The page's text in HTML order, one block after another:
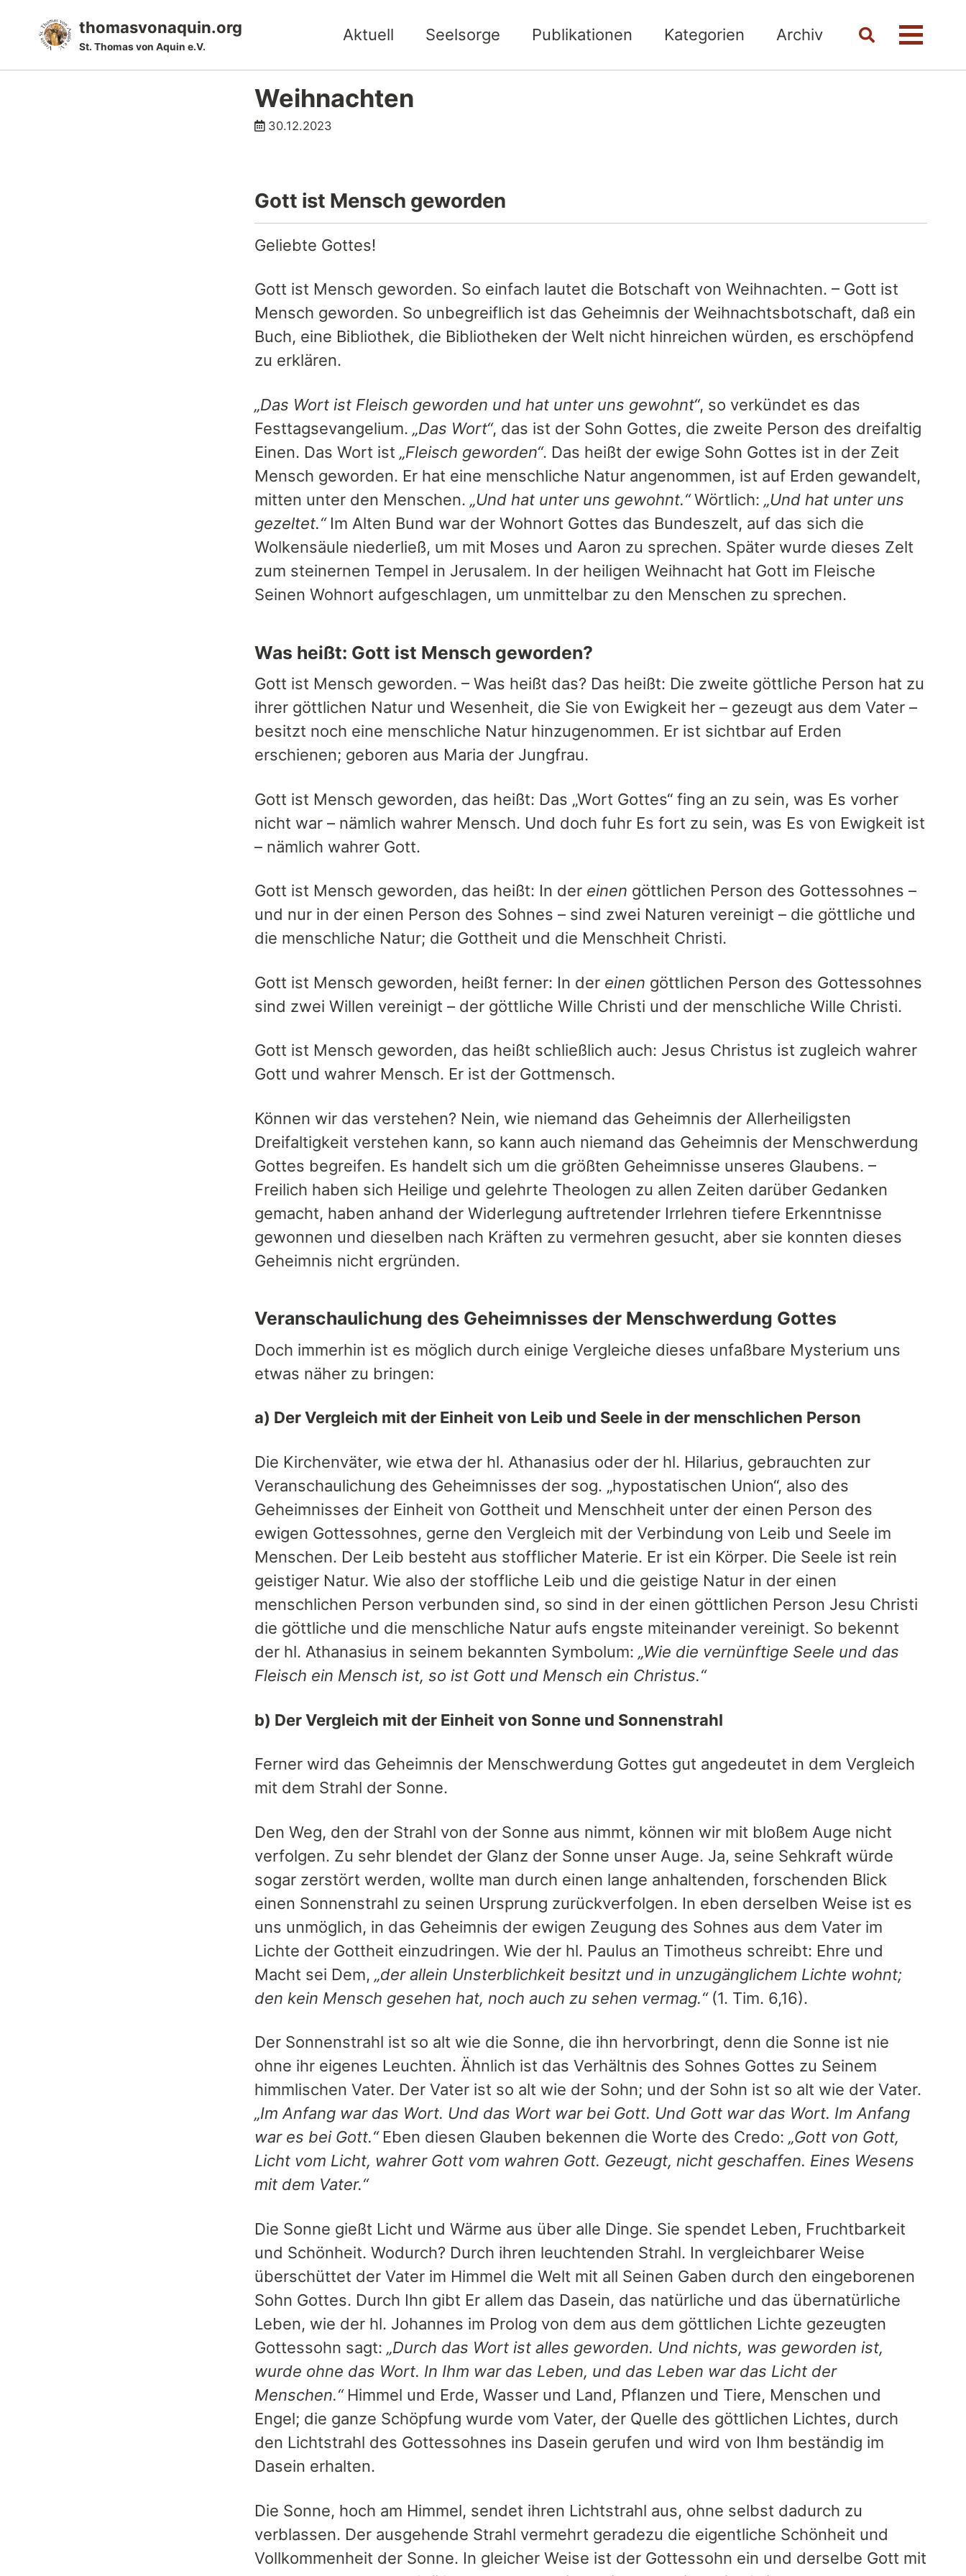
thomasvonaquin.org
St. Thomas von Aquin e.V.
Aktuell Seelsorge Publikationen Kategorien Archiv
ToggleMenü
Weihnachten
30.12.2023
Gott ist Mensch geworden
Geliebte Gottes!
Gott ist Mensch geworden. So einfach lautet die Botschaft von Weihnachten. – Gott ist
Mensch geworden. So unbegreiflich ist das Geheimnis der Weihnachtsbotschaft, daß ein
Buch, eine Bibliothek, die Bibliotheken der Welt nicht hinreichen würden, es erschöpfend
zu erklären.
„Das Wort ist Fleisch geworden und hat unter uns gewohnt“, so verkündet es das
Festtagsevangelium. „Das Wort“, das ist der Sohn Gottes, die zweite Person des dreifaltig
Einen. Das Wort ist „Fleisch geworden“. Das heißt der ewige Sohn Gottes ist in der Zeit
Mensch geworden. Er hat eine menschliche Natur angenommen, ist auf Erden gewandelt,
mitten unter den Menschen. „Und hat unter uns gewohnt.“Wörtlich: „Und hat unter uns
gezeltet.“Im Alten Bund war der Wohnort Gottes das Bundeszelt, auf das sich die
Wolkensäule niederließ, um mit Moses und Aaron zu sprechen. Später wurde dieses Zelt
zum steinernen Tempel in Jerusalem. In der heiligen Weihnacht hat Gott im Fleische
Seinen Wohnort aufgeschlagen, um unmittelbar zu den Menschen zu sprechen.
Was heißt: Gott ist Mensch geworden?
Gott ist Mensch geworden. – Was heißt das? Das heißt: Die zweite göttliche Person hat zu
ihrer göttlichen Natur und Wesenheit, die Sie von Ewigkeit her – gezeugt aus dem Vater –
besitzt noch eine menschliche Natur hinzugenommen. Er ist sichtbar auf Erden
erschienen; geboren aus Maria der Jungfrau.
Gott ist Mensch geworden, das heißt: Das „Wort Gottes“ fing an zu sein, was Es vorher
nicht war – nämlich wahrer Mensch. Und doch fuhr Es fort zu sein, was Es von Ewigkeit ist
– nämlich wahrer Gott.
Gott ist Mensch geworden, das heißt: In der einen göttlichen Person des Gottessohnes –
und nur in der einen Person des Sohnes – sind zwei Naturen vereinigt – die göttliche und
die menschliche Natur; die Gottheit und die Menschheit Christi.
Gott ist Mensch geworden, heißt ferner: In der einen göttlichen Person des Gottessohnes
sind zwei Willen vereinigt – der göttliche Wille Christi und der menschliche Wille Christi.
Gott ist Mensch geworden, das heißt schließlich auch: Jesus Christus ist zugleich wahrer
Gott und wahrer Mensch. Er ist der Gottmensch.
Können wir das verstehen? Nein, wie niemand das Geheimnis der Allerheiligsten
Dreifaltigkeit verstehen kann, so kann auch niemand das Geheimnis der Menschwerdung
Gottes begreifen. Es handelt sich um die größten Geheimnisse unseres Glaubens. –
Freilich haben sich Heilige und gelehrte Theologen zu allen Zeiten darüber Gedanken
gemacht, haben anhand der Widerlegung auftretender Irrlehren tiefere Erkenntnisse
gewonnen und dieselben nach Kräften zu vermehren gesucht, aber sie konnten dieses
Geheimnis nicht ergründen.
Veranschaulichung des Geheimnisses der Menschwerdung Gottes
Doch immerhin ist es möglich durch einige Vergleiche dieses unfaßbare Mysterium uns
etwas näher zu bringen:
a) Der Vergleich mit der Einheit von Leib und Seele in der menschlichen Person
Die Kirchenväter, wie etwa der hl. Athanasius oder der hl. Hilarius, gebrauchten zur
Veranschaulichung des Geheimnisses der sog. „hypostatischen Union“, also des
Geheimnisses der Einheit von Gottheit und Menschheit unter der einen Person des
ewigen Gottessohnes, gerne den Vergleich mit der Verbindung von Leib und Seele im
Menschen. Der Leib besteht aus stofflicher Materie. Er ist ein Körper. Die Seele ist rein
geistiger Natur. Wie also der stoffliche Leib und die geistige Natur in der einen
menschlichen Person verbunden sind, so sind in der einen göttlichen Person Jesu Christi
die göttliche und die menschliche Natur aufs engste miteinander vereinigt. So bekennt
der hl. Athanasius in seinem bekannten Symbolum: „Wie die vernünftige Seele und das
Fleisch ein Mensch ist, so ist Gott und Mensch ein Christus.“
b) Der Vergleich mit der Einheit von Sonne und Sonnenstrahl
Ferner wird das Geheimnis der Menschwerdung Gottes gut angedeutet in dem Vergleich
mit dem Strahl der Sonne.
Den Weg, den der Strahl von der Sonne aus nimmt, können wir mit bloßem Auge nicht
verfolgen. Zu sehr blendet der Glanz der Sonne unser Auge. Ja, seine Sehkraft würde
sogar zerstört werden, wollte man durch einen lange anhaltenden, forschenden Blick
einen Sonnenstrahl zu seinen Ursprung zurückverfolgen. In eben derselben Weise ist es
uns unmöglich, in das Geheimnis der ewigen Zeugung des Sohnes aus dem Vater im
Lichte der Gottheit einzudringen. Wie der hl. Paulus an Timotheus schreibt: Ehre und
Macht sei Dem, „der allein Unsterblichkeit besitzt und in unzugänglichem Lichte wohnt;
den kein Mensch gesehen hat, noch auch zu sehen vermag.“(1. Tim. 6,16).
Der Sonnenstrahl ist so alt wie die Sonne, die ihn hervorbringt, denn die Sonne ist nie
ohne ihr eigenes Leuchten. Ähnlich ist das Verhältnis des Sohnes Gottes zu Seinem
himmlischen Vater. Der Vater ist so alt wie der Sohn; und der Sohn ist so alt wie der Vater.
„Im Anfang war das Wort. Und das Wort war bei Gott. Und Gott war das Wort. Im Anfang
war es bei Gott.“Eben diesen Glauben bekennen die Worte des Credo: „Gott von Gott,
Licht vom Licht, wahrer Gott vom wahren Gott. Gezeugt, nicht geschaffen. Eines Wesens
mit dem Vater.“
Die Sonne gießt Licht und Wärme aus über alle Dinge. Sie spendet Leben, Fruchtbarkeit
und Schönheit. Wodurch? Durch ihren leuchtenden Strahl. In vergleichbarer Weise
überschüttet der Vater im Himmel die Welt mit all Seinen Gaben durch den eingeborenen
Sohn Gottes. Durch Ihn gibt Er allem das Dasein, das natürliche und das übernatürliche
Leben, wie der hl. Johannes im Prolog von dem aus dem göttlichen Lichte gezeugten
Gottessohn sagt: „Durch das Wort ist alles geworden. Und nichts, was geworden ist,
wurde ohne das Wort. In Ihm war das Leben, und das Leben war das Licht der
Menschen.“Himmel und Erde, Wasser und Land, Pflanzen und Tiere, Menschen und
Engel; die ganze Schöpfung wurde vom Vater, der Quelle des göttlichen Lichtes, durch
den Lichtstrahl des Gottessohnes ins Dasein gerufen und wird von Ihm beständig im
Dasein erhalten.
Die Sonne, hoch am Himmel, sendet ihren Lichtstrahl aus, ohne selbst dadurch zu
verblassen. Der ausgehende Strahl vermehrt geradezu die eigentliche Schönheit und
Vollkommenheit der Sonne. In gleicher Weise ist der Gottessohn ein und derselbe Gott mit